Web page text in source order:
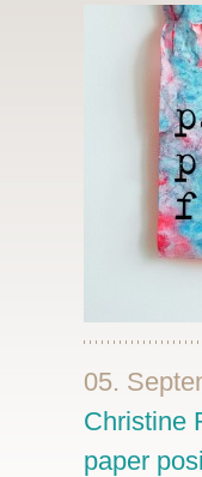
05.
Christine
paper